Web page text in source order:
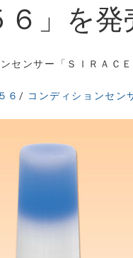
」を発
センサー「ＳＩＲＡＣ
６ / コンディションセン